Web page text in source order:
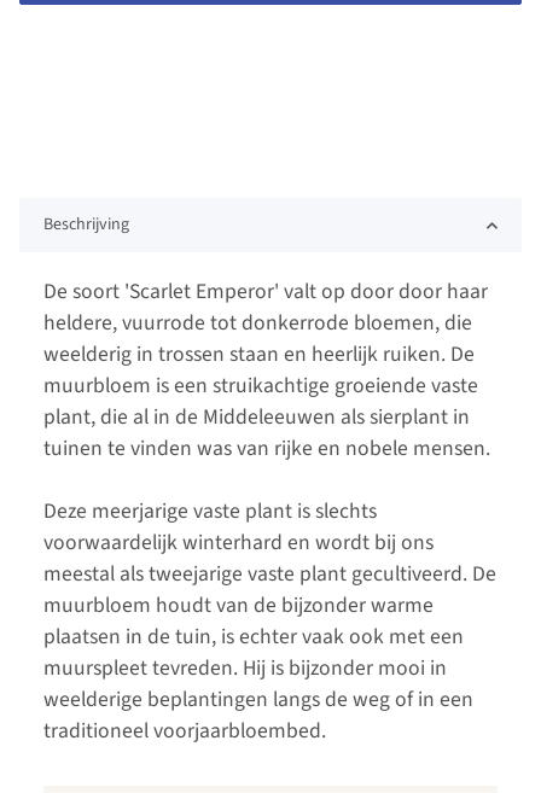
Beschrijving
De soort 'Scarlet Emperor' valt op door door haar
heldere, vuurrode tot donkerrode bloemen, die
weelderig in trossen staan en heerlijk ruiken. De
muurbloem is een struikachtige groeiende vaste
plant, die al in de Middeleeuwen als sierplant in
tuinen te vinden was van rijke en nobele mensen.
Deze meerjarige vaste plant is slechts
voorwaardelijk winterhard en wordt bij ons
meestal als tweejarige vaste plant gecultiveerd. De
muurbloem houdt van de bijzonder warme
plaatsen in de tuin, is echter vaak ook met een
muurspleet tevreden. Hij is bijzonder mooi in
weelderige beplantingen langs de weg of in een
traditioneel voorjaarbloembed.